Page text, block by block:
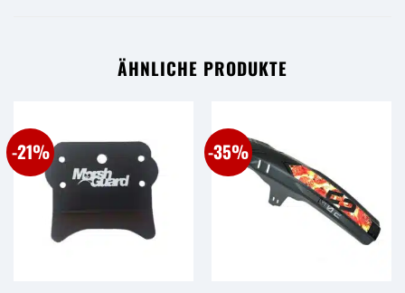
ÄHNLICHE PRODUKTE
-21% -35%